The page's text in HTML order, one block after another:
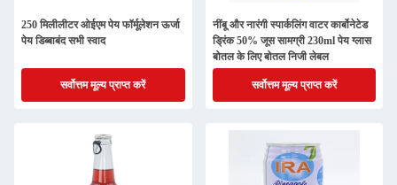
250 मिलीलीटर ओईएम पेय फॉर्मूलेशन ऊर्जा
पेय डिब्बाबंद सभी स्वाद
सर्वोत्तम मूल्य प्राप्त करें
नींबू और नारंगी स्पार्कलिंग वाटर कार्बोनेटेड
ड्रिंक 50% जूस सामग्री 230ml पेय ग्लास
बोतल के लिए बोतल निजी लेबल
सर्वोत्तम मूल्य प्राप्त करें